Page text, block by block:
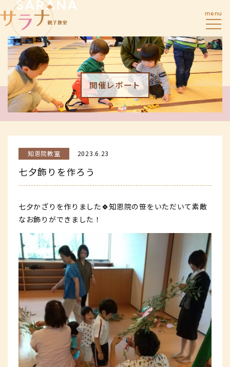
menu
開催レポート
知恩院教室 2023.6.23
七夕飾りを作ろう
七夕かざりを作りました🍀知恩院の笹をいただいて素敵
なお飾りができました！